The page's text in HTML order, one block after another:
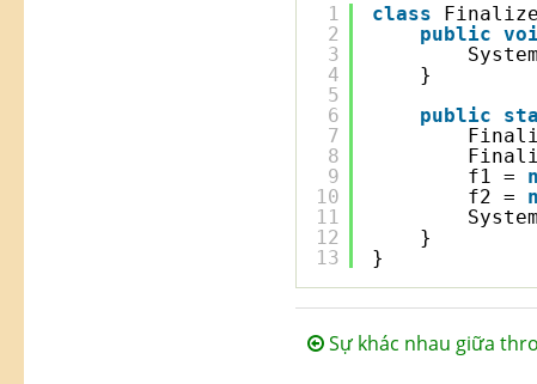
1
2
3
4
5
6
7
8
9
10
11
12
13
class
public
}
public
f1 =
f2 =
}
}
Sự khác nhau giữa